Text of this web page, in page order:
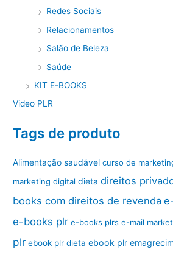
Redes Sociais
Relacionamentos
Salão de Beleza
Saúde
KIT E-BOOKS
Video PLR
Tags de produto
Alimentação saudável curso de
marketing digital dieta direitos
books com direitos de revenda
e-books plr e-books plrs e-mail
plr ebook plr dieta ebook plr